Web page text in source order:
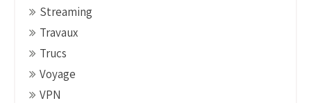
Streaming
Travaux
Trucs
Voyage
VPN